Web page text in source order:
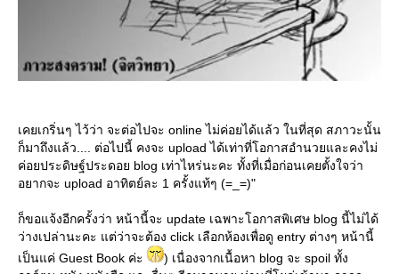
เคยเกริ่นๆ ไว้ว่า จะต่อไปจะ online ไม่ค่อยได้แล้ว ในที่สุด สภาวะนั้น
ก็มาถึงแล้ว.... ต่อไปนี้ คงจะ upload ได้เท่าที่โอกาสอำนวยและคงไม่
ค่อยประดิษฐ์ประดอย blog เท่าไหร่นะคะ ทั้งที่เมื่อก่อนเคยตั้งใจว่า
อยากจะ upload อาทิตย์ละ 1 ครั้งแท้ๆ (=_=)"
ก็ขอแจ้งอีกครั้งว่า หน้านี้จะ update เฉพาะโอกาสพิเศษ blog นี้ไม่ได้
ว่างเปล่านะคะ แต่ว่าจะต้อง click เลือกห้องเพื่อดู entry ต่างๆ หน้านี้
เป็นแค่ Guest Book ค่ะ
) เนื่องจากเนื้อหา blog จะ spoil ทั้ง